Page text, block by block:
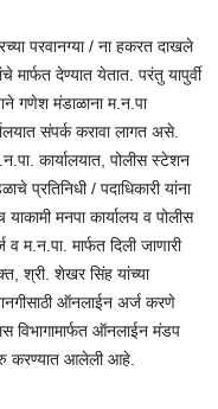
परवानग्या / ना हकरत दाखले
मार्फत देण्यात येतात. परंतु यापुर्वी
गणेश मंडाळाना म.न.पा
संपर्क करावा लागत असे.
कार्यालयात, पोलीस स्टेशन
प्रतिनिधी / पदाधिकारी यांना
मनपा कार्यालय व पोलीस
म.न.पा. मार्फत दिली जाणारी
श्री. शेखर सिंह यांच्या
ऑनलाईन अर्ज करणे
विभागामार्फत ऑनलाईन मंडप
करण्यात आलेली आहे.